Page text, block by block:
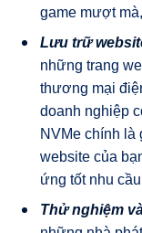
game mượt
Lưu trữ
những trang
thương mại
doanh nghiệp
NVMe chính là
website của
ứng tốt nhu
Thử nghiệm